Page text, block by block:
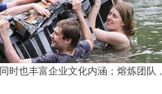
时也丰富企业文化内涵；熔炼团队 ，